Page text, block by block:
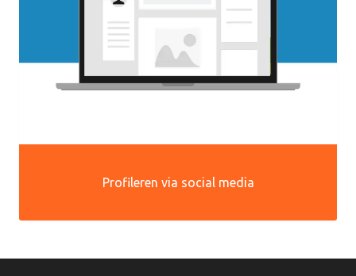
Profileren via social media